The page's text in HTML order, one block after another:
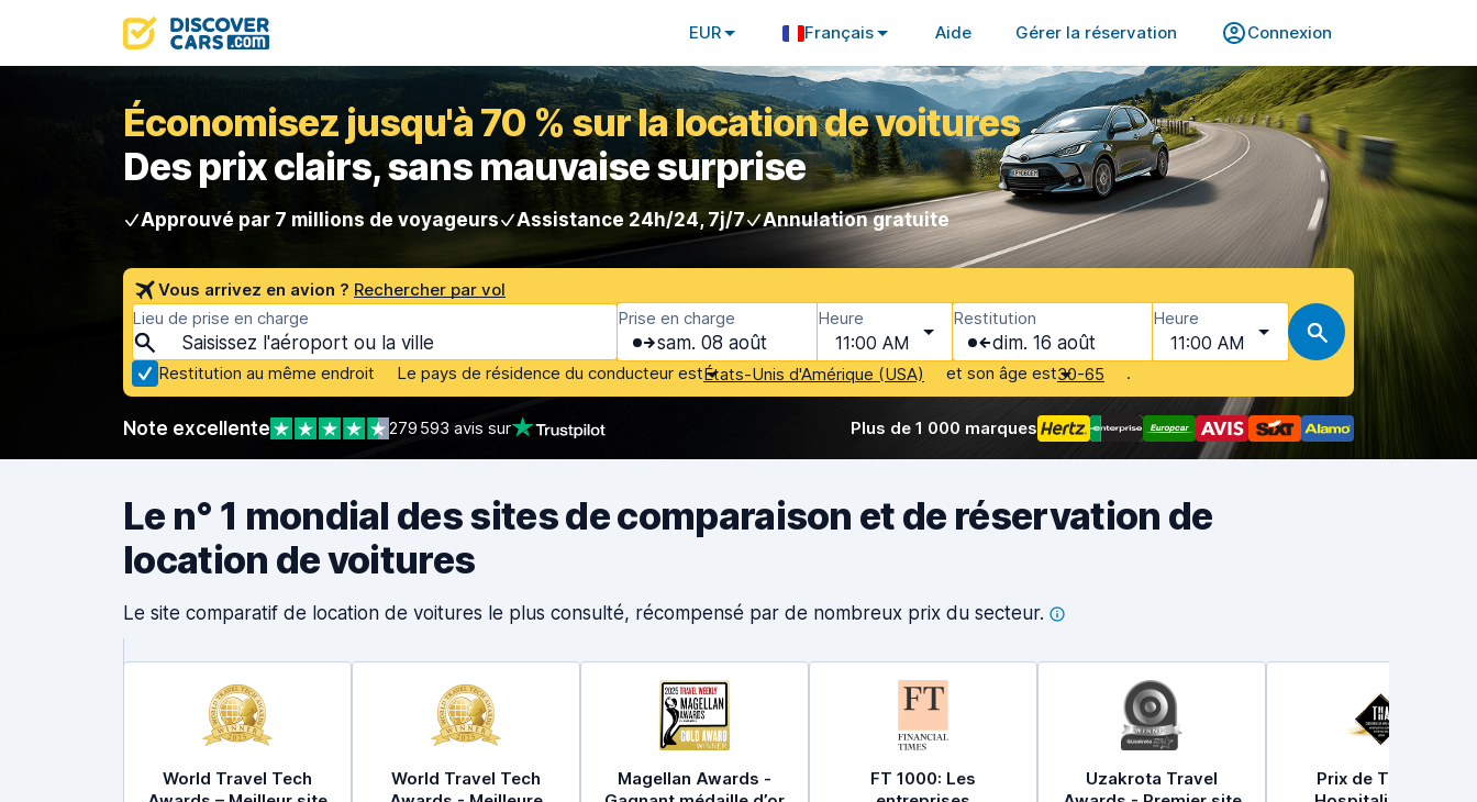
EUR Français Aide Gérer la réservation Connexion
Économisez jusqu'à 70 % sur la location de voitures
Des prix clairs, sans mauvaise surprise
Approuvé par 7 millions de voyageurs Assistance 24h/24, 7j/7 Annulation gratuite
Vous arrivez en avion ? Rechercher par vol
Lieu de prise en charge
Restitution au même endroit
Prise en charge
sam. 08 août
Heure
11:00 AM
Restitution
dim. 16 août
Heure
11:00 AM
Le pays de résidence du conducteur estÉtats-Unis d'Amérique (USA) et son âge est30-65 .
Note excellente 279 593 avis sur Plus de 1 000 marques
Le n° 1 mondial des sites de comparaison et de réservation de
location de voitures
Le site comparatif de location de voitures le plus consulté, récompensé par de nombreux prix du secteur.
World Travel Tech
World Travel Tech
Magellan Awards -
FT 1000: Les
Uzakrota Travel
Prix de Travel &